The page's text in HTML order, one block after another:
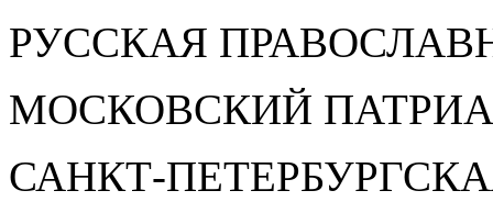
РУССКАЯ
МОСКОВСКИЙ
САНКТ-